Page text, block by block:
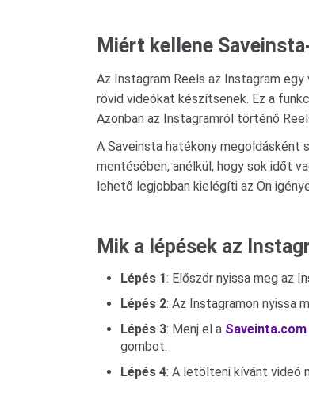
Miért kellene
Az Instagram Reels az Instagram
rövid videókat készítsenek. Ez a
Azonban az Instagramról történő
A Saveinsta hatékony megoldásként
mentésében, anélkül, hogy sok időt
lehető legjobban kielégíti az Ön
Mik a lépések az
Lépés 1: Először nyissa meg az
Lépés 2: Az Instagramon nyissa
Lépés 3: Menj el a Saveinta.com
gombot.
Lépés 4: A letölteni kívánt videó